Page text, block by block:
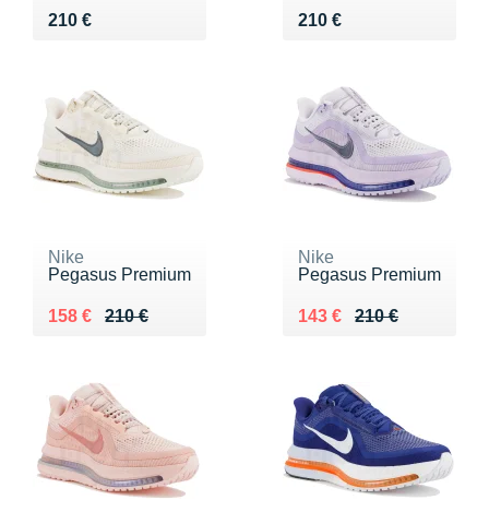
210 €
Vendu 210 € 210 €
Vendu 210 €
Nike
Pegasus Premium
210 €
Au lieu de 210 €
158 €
Vendu 158 €
Nike
Pegasus Premium
210 €
Au lieu de 210 €
143 €
Vendu 143 €